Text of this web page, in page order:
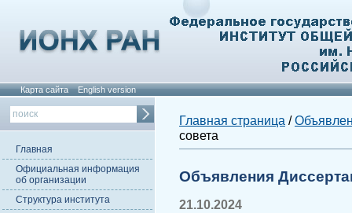
Карта сайта English version
Главная
Официальная информация
об организации
Структура института
Главная страница /
совета
Объявления
21.10.2024